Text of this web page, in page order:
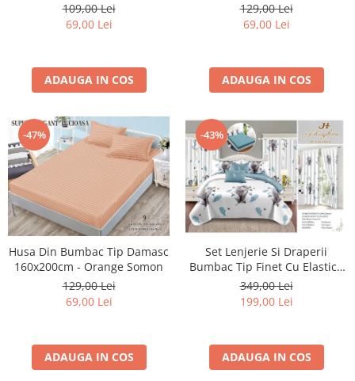
109,00 Lei
69,00 Lei
ADAUGA IN COS
129,00 Lei
69,00 Lei
ADAUGA IN COS
-47%
Husa Din Bumbac Tip Damasc
160x200cm - Orange Somon
129,00 Lei
69,00 Lei
ADAUGA IN COS
-43%
Set Lenjerie Si Draperii
Bumbac Tip Finet Cu Elastic -
Pene Si Pasarele
349,00 Lei
199,00 Lei
ADAUGA IN COS